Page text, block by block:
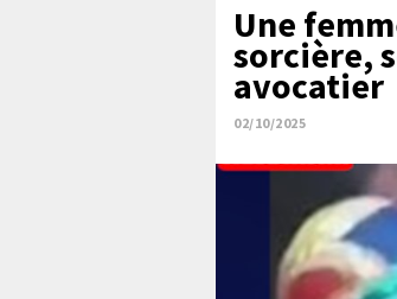
Une
sorcière,
avocatier
02/10/2025